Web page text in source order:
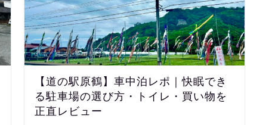
【道の駅原鶴】車中泊レポ｜快眠でき
る駐車場の選び方・トイレ・買い物を
正直レビュー